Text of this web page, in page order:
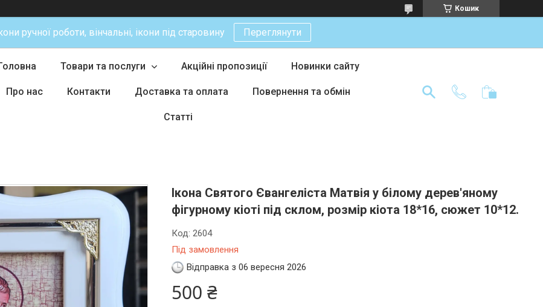
Кошик
ручної роботи, вінчальні, ікони під старовину Переглянути
Товари та послуги Акційні пропозиції Новинки сайту
Про нас Контакти Доставка та оплата Повернення та обмін
Статті
Ікона Святого Євангеліста Матвія у білому дерев'яному
фігурному кіоті під склом, розмір кіота 18*16, сюжет 10*12.
Під замовлення
Код:2604
Відправка з 06 вересня 2026
500 ₴